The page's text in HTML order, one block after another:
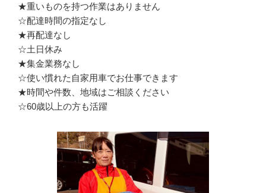
★重いものを持つ作業はありません
☆配達時間の指定なし
★再配達なし
☆土日休み
★集金業務なし
☆使い慣れた自家用車でお仕事できます
★時間や件数、地域はご相談ください
☆60歳以上の方も活躍